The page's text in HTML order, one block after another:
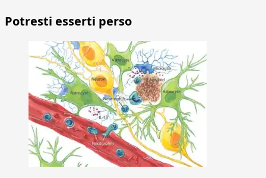
Potresti esserti perso